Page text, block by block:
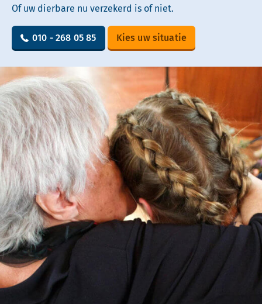
Of uw dierbare nu verzekerd is of niet.
010 - 268 05 85 Kies uw situatie